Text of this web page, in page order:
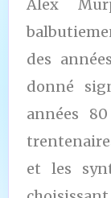
Alex
des
donné
années
et les